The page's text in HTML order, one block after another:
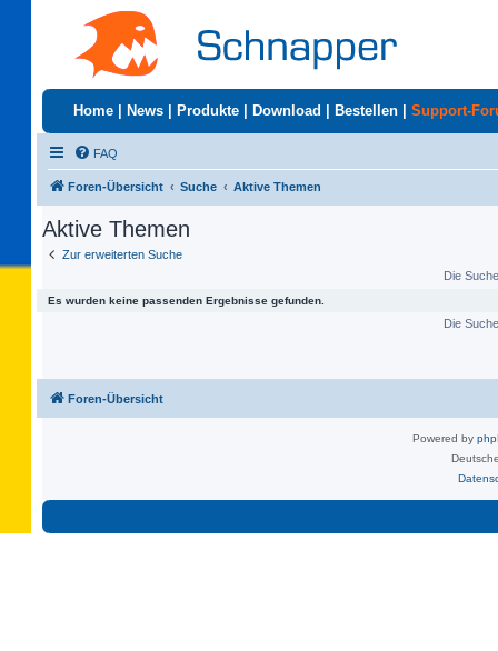
Home News Produkte Download Bestellen Support-
FAQ
Foren-Übersicht Suche Aktive Themen
Aktive Themen
Zur erweiterten Suche
Die
Es wurden keine passenden Ergebnisse gefunden.
Die
Foren-Übersicht
Powered by